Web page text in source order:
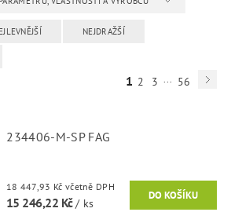
NEJDRAŽŠÍ
1 2 3 ... 56
234406-M-SP FAG
18 447,93 Kč včetně DPH
15 246,22 Kč/ ks